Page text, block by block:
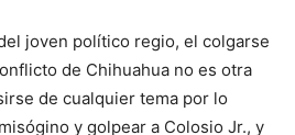
joven político regio, el colgarse
de Chihuahua no es otra
de cualquier tema por lo
y golpear a Colosio Jr., y